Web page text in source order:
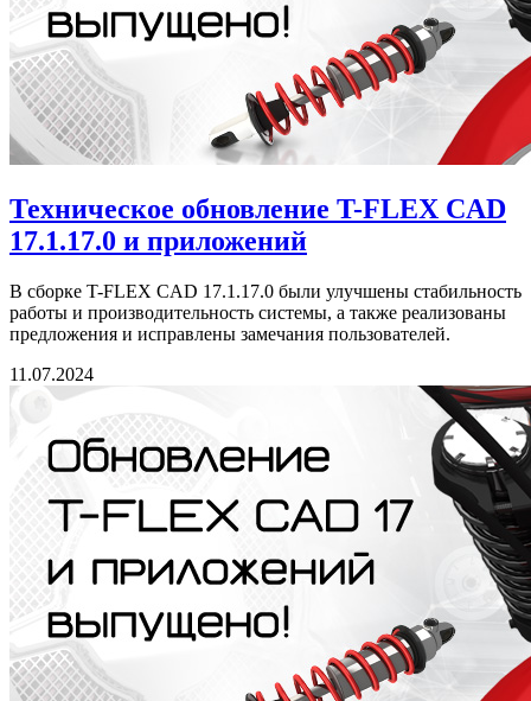
Техническое обновление T-FLEX CAD
17.1.17.0 и приложений
В сборке T-FLEX CAD 17.1.17.0 были улучшены стабильность
работы и производительность системы, а также реализованы
предложения и исправлены замечания пользователей.
11.07.2024